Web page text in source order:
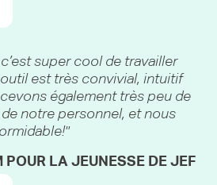
super cool de travailler
est très convivial, intuitif
également très peu de
notre personnel, et nous
POUR LA JEUNESSE DE JEF